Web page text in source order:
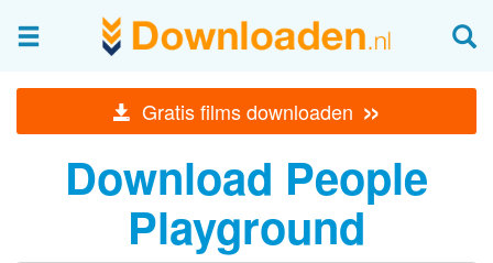
Gratis films downloaden »
Afbeeldingen & fotografie
Beheren en bekijken
Afbeelding & foto bewerken
Screenshots Maken
Download People
Playground